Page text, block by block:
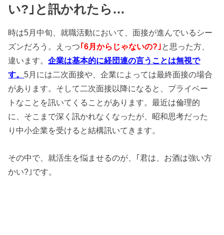
い?｣と訊かれたら…
時は5月中旬、就職活動において、面接が進んでいるシー
ズンだろう。えっつ｢6月からじゃないの?｣と思った方、
違います。企業は基本的に経団連の言うことは無視で
す。5月には二次面接や、企業によっては最終面接の場合
があります。そして二次面接以降になると、プライベー
トなことを訊いてくることがあります。最近は倫理的
に、そこまで深く訊かれなくなったが、昭和思考だった
り中小企業を受けると結構訊いてきます。
その中で、就活生を悩ませるのが、｢君は、お酒は強い方
かい?｣です。